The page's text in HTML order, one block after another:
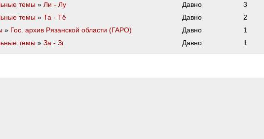
темы » Ли - Лу Давно
3
темы » Та - Тё Давно
2
» Гос. архив Рязанской области (ГАРО) Давно
1
темы » За - Зг Давно 1